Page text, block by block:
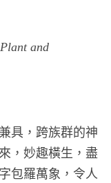
and
具，跨族群的神
，妙趣橫生，盡
包羅萬象，令人